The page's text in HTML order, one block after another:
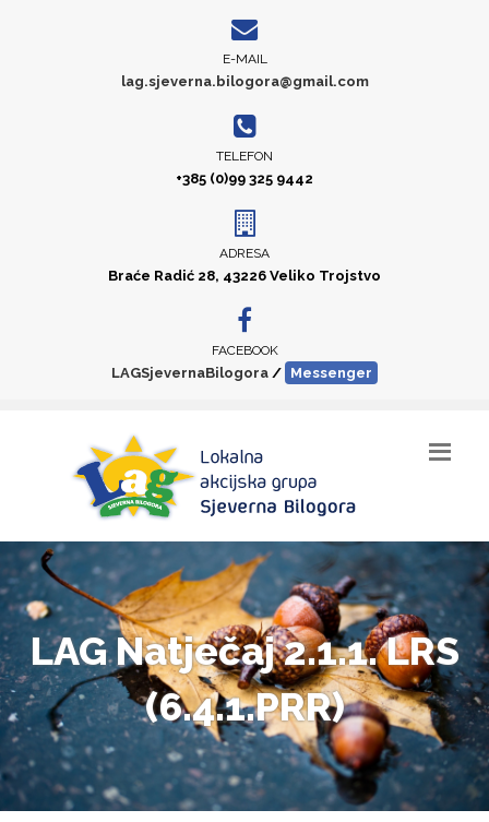
E-MAIL
lag.sjeverna.bilogora@gmail.com
TELEFON
+385 (0)99 325 9442
ADRESA
Braće Radić 28, 43226 Veliko Trojstvo
FACEBOOK
LAGSjevernaBilogora / Messenger
LAG Natječaj 2.1.1. LRS
(6.4.1.PRR)